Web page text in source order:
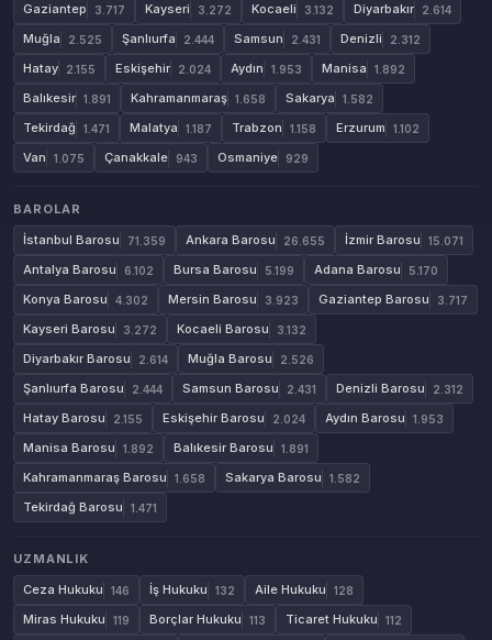
Gaziantep 3.717 Kayseri 3.272 Kocaeli 3.132 Diyarbakır 2.614
Muğla 2.525 Şanlıurfa 2.444 Samsun 2.431 Denizli 2.312
Hatay 2.155 Eskişehir 2.024 Aydın 1.953 Manisa 1.892
Balıkesir 1.891 Kahramanmaraş 1.658 Sakarya 1.582
Tekirdağ 1.471 Malatya 1.187 Trabzon 1.158 Erzurum 1.102
Van 1.075 Çanakkale 943 Osmaniye 929
BAROLAR
İstanbul Barosu
71.359 Ankara Barosu 26.655 İzmir Barosu 15.071
Antalya Barosu 6.102 Bursa Barosu 5.199 Adana Barosu 5.170
Konya Barosu 4.302 Mersin Barosu 3.923 Gaziantep Barosu 3.717
Kayseri Barosu 3.272 Kocaeli Barosu 3.132
Diyarbakır Barosu 2.614 Muğla Barosu 2.526
Şanlıurfa Barosu 2.444 Samsun Barosu 2.431 Denizli Barosu 2.312
Hatay Barosu 2.155 Eskişehir Barosu 2.024 Aydın Barosu 1.953
Manisa Barosu 1.892 Balıkesir Barosu 1.891
Kahramanmaraş Barosu 1.658 Sakarya Barosu 1.582
Tekirdağ Barosu 1.471
UZMANLIK
Ceza Hukuku
146 İş Hukuku 132 Aile Hukuku 128
Miras Hukuku 119 Borçlar Hukuku 113 Ticaret Hukuku 112